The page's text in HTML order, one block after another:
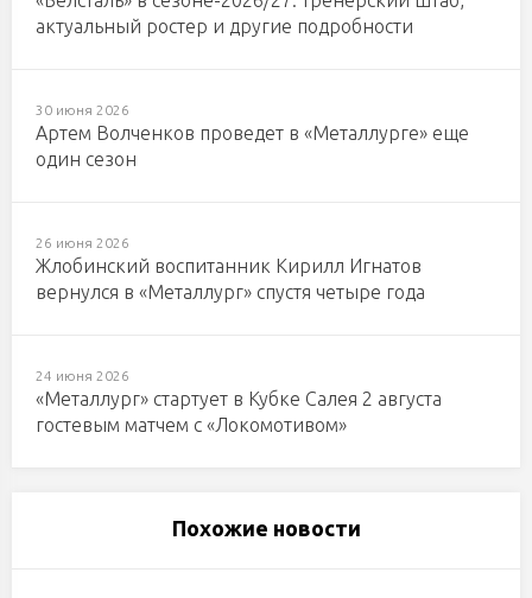
актуальный ростер и другие подробности
30 июня 2026
Артем Волченков проведет в «Металлурге» еще
один сезон
26 июня 2026
Жлобинский воспитанник Кирилл Игнатов
вернулся в «Металлург» спустя четыре года
24 июня 2026
«Металлург» стартует в Кубке Салея 2 августа
гостевым матчем с «Локомотивом»
Похожие новости